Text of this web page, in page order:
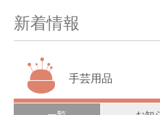
新着情報
手芸用品